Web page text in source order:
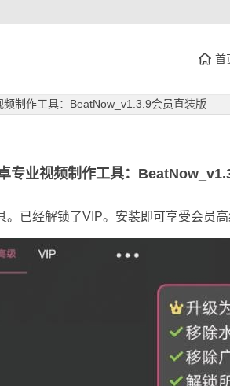
首
频制作工具：BeatNow_v1.3.9会员直装版
专业视频制作工具：
已经解锁了VIP。安装即可享受会员高